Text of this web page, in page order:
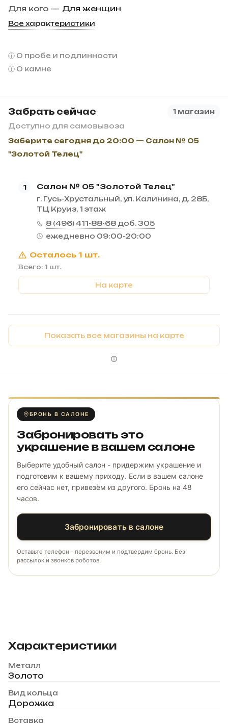
Для кого — Для женщин
Все характеристики
О пробе и подлинности
О камне
Забрать сейчас
1 магазин
Доступно для самовывоза
Заберите сегодня до 20:00 — Салон № 05
"Золотой Телец"
1 Салон № 05 "Золотой Телец"
г. Гусь-Хрустальный, ул. Калинина, д. 28Б,
ТЦ Круиз, 1 этаж
8 (496) 411-88-68 доб. 305
ежедневно 09:00-20:00
Осталось 1 шт.
Всего: 1 шт.
На карте
Показать все магазины на карте
БРОНЬ В САЛОНЕ
Забронировать это
украшение в вашем салоне
Выберите удобный салон - придержим украшение и
подготовим к вашему приходу. Если в вашем салоне
его сейчас нет, привезём из другого. Бронь на 48
часов.
Забронировать в салоне
Оставьте телефон - перезвоним и подтвердим бронь. Без
рассылок и звонков роботов.
Характеристики
Металл
Золото
Вид кольца
Дорожка
Вставка